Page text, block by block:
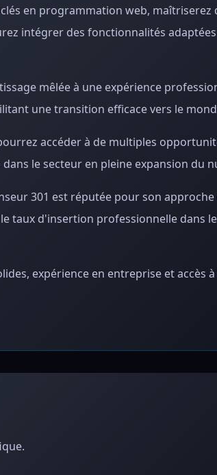
en programmation web, maîtriserez
intégrer des fonctionnalités
mêlée à une expérience
une transition efficace vers le
accéder à de multiples
le secteur en pleine expansion du
301 est réputée pour son
taux d'insertion professionnelle dans
expérience en entreprise et accès